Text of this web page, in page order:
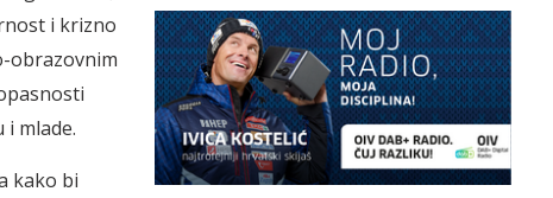
i krizno
obrazovnim
mlade.
kako bi